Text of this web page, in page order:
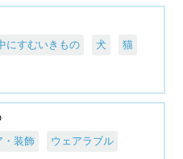
にすむいきもの 犬 猫
・装飾 ウェアラブル